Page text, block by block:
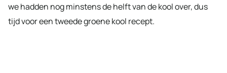
we hadden nog minstens de helft van de kool over, dus
tijd voor een tweede groene kool recept.